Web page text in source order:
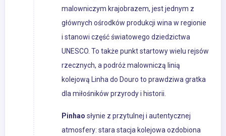
malowniczym krajobrazem, jest jednym z
głównych ośrodków produkcji wina w regionie
i stanowi część światowego dziedzictwa
UNESCO. To także punkt startowy wielu rejsów
rzecznych, a podróż malowniczą linią
kolejową Linha do Douro to prawdziwa gratka
dla miłośników przyrody i historii.
Pinhao słynie z przytulnej i autentycznej
atmosfery: stara stacja kolejowa ozdobiona